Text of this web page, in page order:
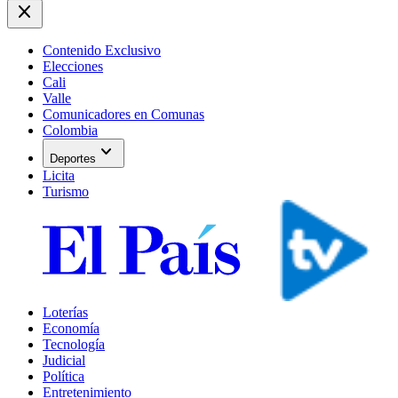
close
Contenido Exclusivo
Elecciones
Cali
Valle
Comunicadores en Comunas
Colombia
Deportes expand_more
Licita
Turismo
Loterías
Economía
Tecnología
Judicial
Política
Entretenimiento